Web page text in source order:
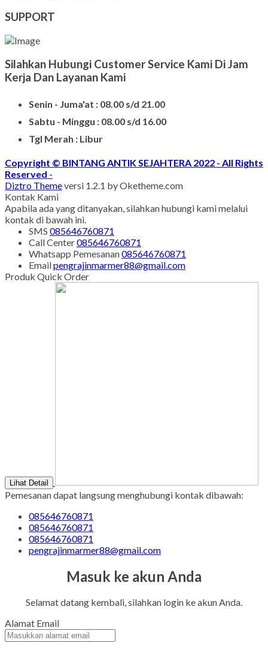
SUPPORT
Silahkan Hubungi Customer Service Kami Di Jam
Kerja Dan Layanan Kami
Senin - Juma'at : 08.00 s/d 21.00
Sabtu - Minggu : 08.00 s/d 16.00
Tgl Merah : Libur
Copyright © BINTANG ANTIK SEJAHTERA 2022 - All Rights
Reserved -
Diztro Themeversi 1.2.1 by Oketheme.com
Kontak Kami
Apabila ada yang ditanyakan, silahkan hubungi kami melalui
kontak di bawah ini.
SMS 085646760871
Call Center085646760871
Whatsapp Pemesanan085646760871
Emailpengrajinmarmer88@gmail.com
Produk Quick Order
Lihat Detail
Pemesanan dapat langsung menghubungi kontak dibawah:
085646760871
085646760871
085646760871
pengrajinmarmer88@gmail.com
Masuk ke akun Anda
Selamat datang kembali, silahkan login ke akun Anda.
Alamat Email